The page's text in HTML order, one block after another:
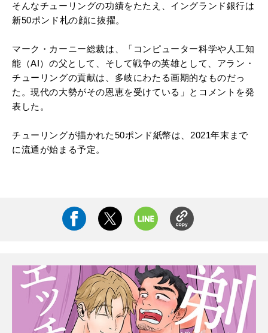
そんなチューリングの功績をたたえ、イングランド銀行は
新50ポンド札の顔に抜擢。
マーク・カーニー総裁は、「コンピューター科学や人工知
能（AI）の父として、そして戦争の英雄として、アラン・
チューリングの貢献は、多岐にわたる画期的なものだっ
た。現代の大勢がその恩恵を受けている」とコメントを発
表した。
チューリングが描かれた50ポンド紙幣は、2021年末まで
に流通が始まる予定。